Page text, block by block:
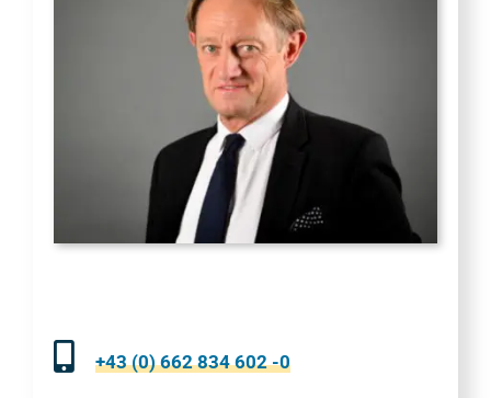
+43 (0) 662 834 602 -0